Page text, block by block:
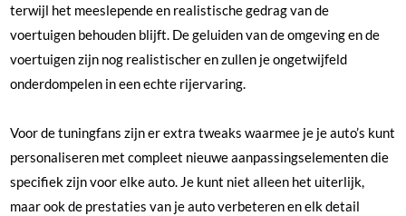
terwijl het meeslepende en realistische gedrag van de
voertuigen behouden blijft. De geluiden van de omgeving en de
voertuigen zijn nog realistischer en zullen je ongetwijfeld
onderdompelen in een echte rijervaring.
Voor de tuningfans zijn er extra tweaks waarmee je je auto’s kunt
personaliseren met compleet nieuwe aanpassingselementen die
specifiek zijn voor elke auto. Je kunt niet alleen het uiterlijk,
maar ook de prestaties van je auto verbeteren en elk detail